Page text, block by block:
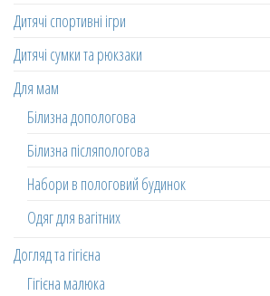
Дитячі спортивні ігри
Дитячі сумки та рюкзаки
Для мам
Білизна допологова
Білизна післяпологова
Набори в пологовий будинок
Одяг для вагітних
Догляд та гігієна
Гігієна малюка